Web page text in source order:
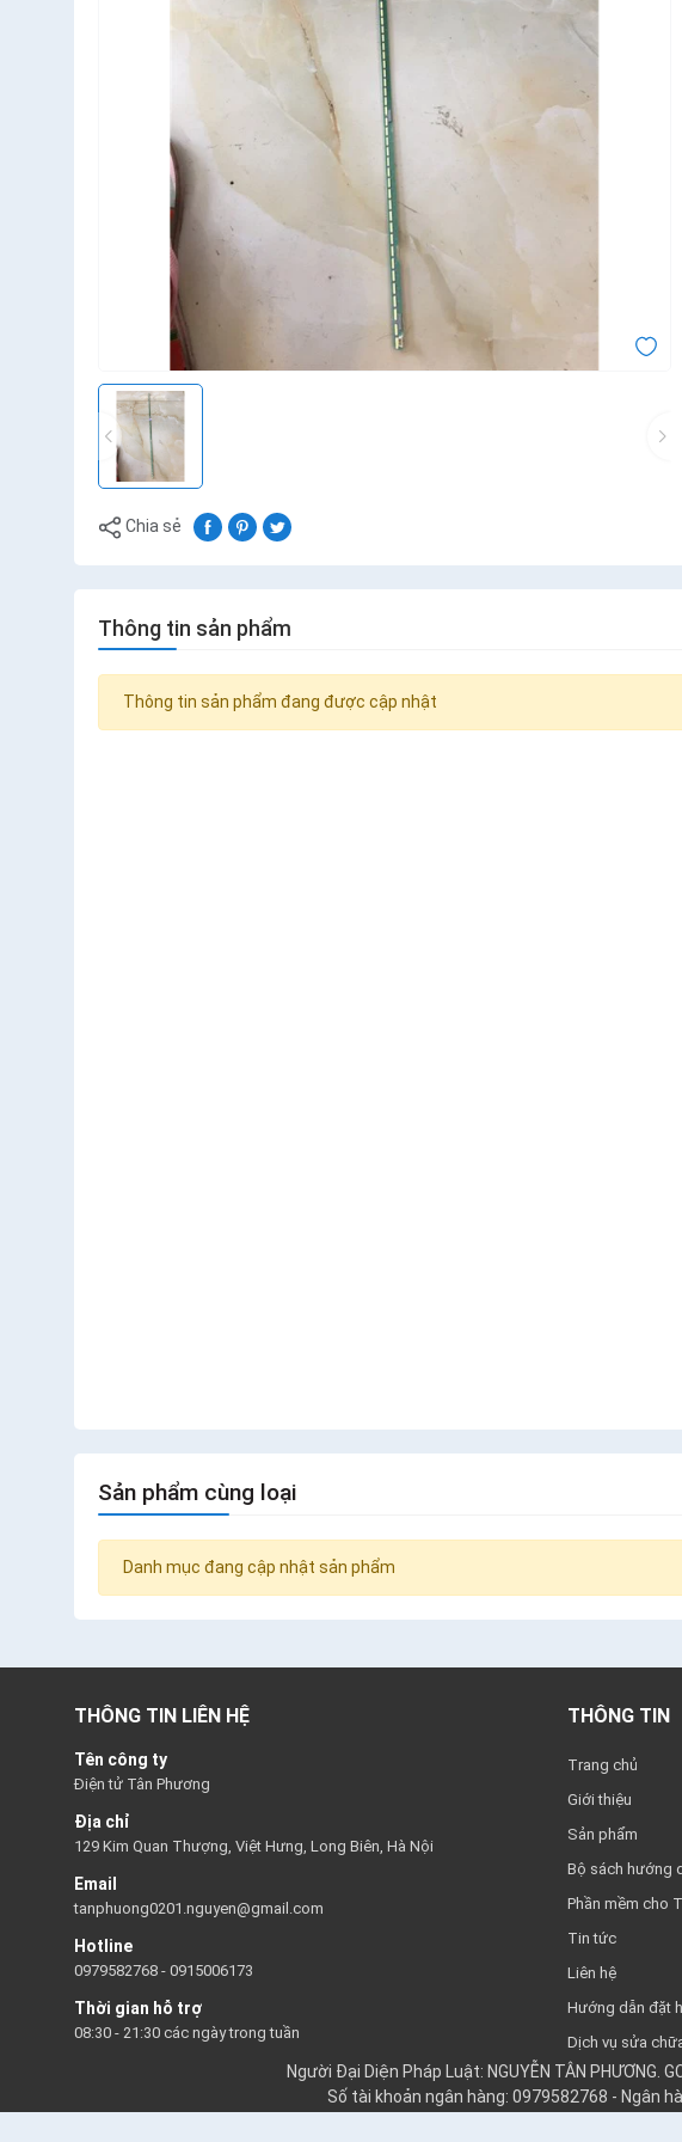
Chia sẻ
Thông tin sản phẩm
Thông tin sản phẩm đang được cập nhật
Sản phẩm cùng loại
Danh mục đang cập nhật sản phẩm
THÔNG TIN LIÊN HỆ
Tên công ty
Điện tử Tân Phương
Địa chỉ
129 Kim Quan Thượng, Việt Hưng, Long Biên, Hà Nội
Email
tanphuong0201.nguyen@gmail.com
Hotline
0979582768 - 0915006173
Thời gian hỗ trợ
08:30 - 21:30 các ngày trong tuần
THÔNG TIN
Trang chủ
Giới thiệu
Sản phẩm
Bộ sách hướng
Phần mềm cho
Tin tức
Liên hệ
Hướng dẫn đặt
Dịch vụ sửa
Người Đại Diện Pháp Luật: NGUYỄN TÂN PHƯƠNG.
Số tài khoản ngân hàng: 0979582768 - Ngân